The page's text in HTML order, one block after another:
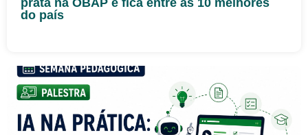
prata na OBAP e fica entre as 10 melhores
do país